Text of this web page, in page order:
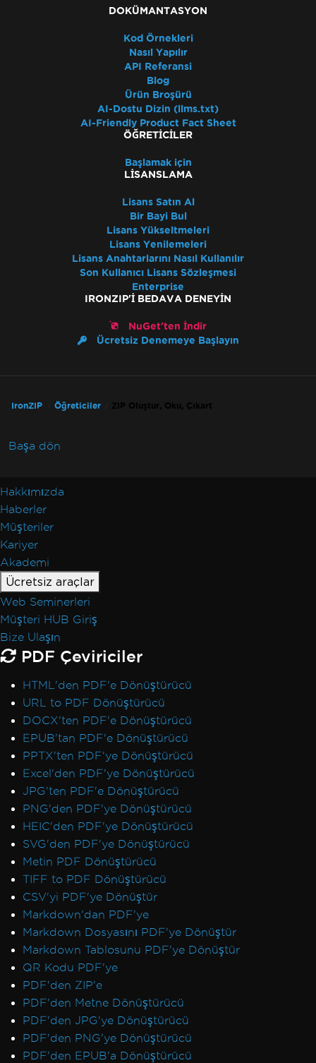
DOKÜMANTASYON
Kod Örnekleri
Nasıl Yapılır
API Referansi
Blog
Ürün Broşürü
AI-Dostu Dizin (llms.txt)
AI-Friendly Product Fact Sheet
ÖĞRETICILER
Başlamak için
LISANSLAMA
Lisans Satın Al
Bir Bayi Bul
Lisans Yükseltmeleri
Lisans Yenilemeleri
Lisans Anahtarlarını Nasıl Kullanılır
Son Kullanıcı Lisans Sözleşmesi
Enterprise
IRONZIP'I BEDAVA DENEYIN
NuGet'ten İndir
Ücretsiz Denemeye Başlayın
IronZIP Öğreticiler ZIP Oluştur, Oku, Çıkart
Başa dön
Hakkımızda
Haberler
Müşteriler
Kariyer
Akademi
Ücretsiz araçlar
Web Seminerleri
Müşteri HUB Giriş
Bize Ulaşın
PDF Çeviriciler
HTML'den PDF'e Dönüştürücü
URL to PDF Dönüştürücü
DOCX'ten PDF'e Dönüştürücü
EPUB'tan PDF'e Dönüştürücü
PPTX'ten PDF'ye Dönüştürücü
Excel'den PDF'ye Dönüştürücü
JPG'ten PDF'e Dönüştürücü
PNG'den PDF'ye Dönüştürücü
HEIC'den PDF'ye Dönüştürücü
SVG'den PDF'ye Dönüştürücü
Metin PDF Dönüştürücü
TIFF to PDF Dönüştürücü
CSV'yi PDF'ye Dönüştür
Markdown'dan PDF'ye
Markdown Dosyasını PDF'ye Dönüştür
Markdown Tablosunu PDF'ye Dönüştür
QR Kodu PDF'ye
PDF'den ZIP'e
PDF'den Metne Dönüştürücü
PDF'den JPG'ye Dönüştürücü
PDF'den PNG'ye Dönüştürücü
PDF'den EPUB'a Dönüştürücü